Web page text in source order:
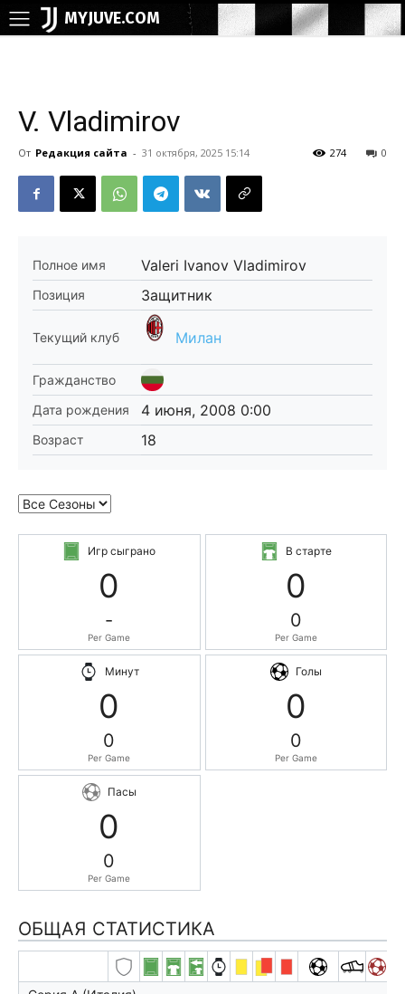
MYJUVE.COM
V. Vladimirov
От Редакция сайта - 31 октября, 2025 15:14 0
274
Полное имя Valeri Ivanov Vladimirov
Позиция Защитник
Текущий клуб Милан
Гражданство
Дата рождения
4 июня, 2008 0:00
Возраст 18
Игр сыграно
0
-
Per Game
В старте
0
0
Per Game
Минут
0
0
Per Game
Голы
0
0
Per Game
Пасы
0
0
Per Game
ОБЩАЯ СТАТИСТИКА